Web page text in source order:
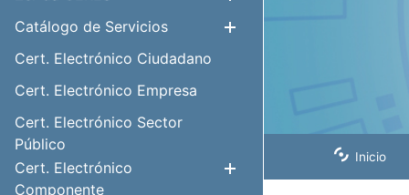
Catálogo de Servicios
Cert. Electrónico Ciudadano
Cert. Electrónico Empresa
Cert. Electrónico Sector
Público
Cert. Electrónico
Componente
Inicio